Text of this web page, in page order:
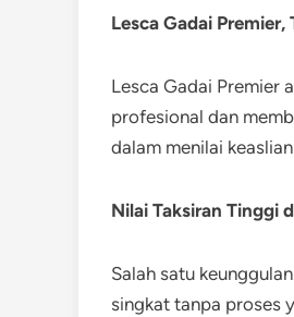
Lesca Gadai
Lesca Gadai Premier
profesional dan
dalam menilai
Nilai Taksiran Tinggi
Salah satu
singkat tanpa proses